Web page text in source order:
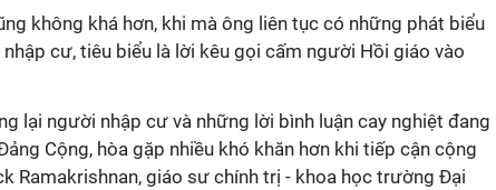
không khá hơn, khi mà ông liên tục có những phát biểu
cư, tiêu biểu là lời kêu gọi cấm người Hồi giáo vào
lại người nhập cư và những lời bình luận cay nghiệt đang
Cộng, hòa gặp nhiều khó khăn hơn khi tiếp cận cộng
Ramakrishnan, giáo sư chính trị - khoa học trường Đại